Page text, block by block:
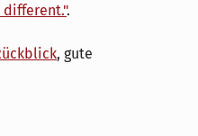
.
, gute